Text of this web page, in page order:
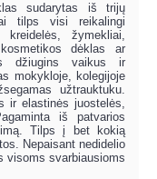
sudarytas iš trijų
tilps visi reikalingi
žymekliai,
dėklas ar
džiugins vaikus ir
mokykloje, kolegijoje
užtrauktuku.
ir elastinės juostelės,
iš patvarios
Tilps į bet kokią
Nepaisant nedidelio
visoms svarbiausioms